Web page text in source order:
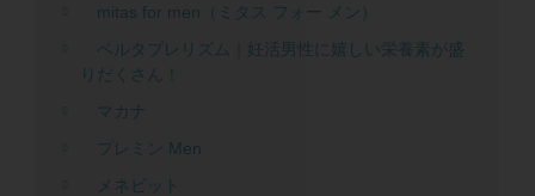
mitas for men（ミタス フォー メン）
ベルタプレリズム｜妊活男性に嬉しい栄養素が盛
りだくさん！
マカナ
プレミン Men
メネビット